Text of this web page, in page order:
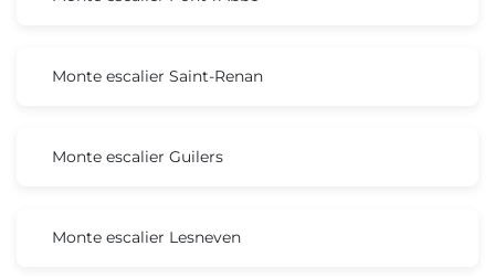
Monte escalier Saint-Renan
Monte escalier Guilers
Monte escalier Lesneven